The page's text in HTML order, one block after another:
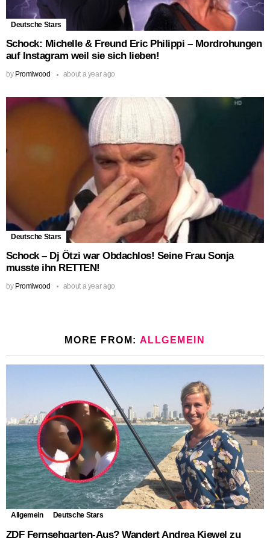
Deutsche Stars
Schock: Michelle & Freund Eric Philippi – Mordrohungen
auf Instagram weil sie sich lieben!
by Promiwood about a year ago
Deutsche Stars
Schock – Dj Ötzi war Obdachlos! Seine Frau Sonja
musste ihn RETTEN!
by Promiwood about a year ago
MORE FROM: ALLGEMEIN
Allgemein Deutsche Stars
ZDF Fernsehgarten-Aus? Wandert Andrea Kiewel zu